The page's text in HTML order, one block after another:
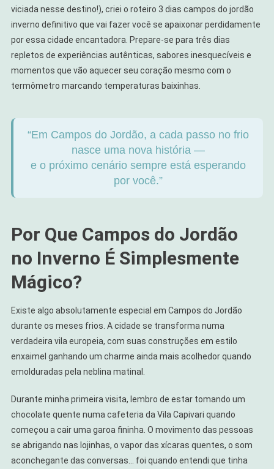
viciada nesse destino!), criei o roteiro 3 dias campos do jordão
inverno definitivo que vai fazer você se apaixonar perdidamente
por essa cidade encantadora. Prepare-se para três dias
repletos de experiências autênticas, sabores inesquecíveis e
momentos que vão aquecer seu coração mesmo com o
termômetro marcando temperaturas baixinhas.
“Em Campos do Jordão, a cada passo no frio
nasce uma nova história —
e o próximo cenário sempre está esperando
por você.”
Por Que Campos do Jordão
no Inverno É Simplesmente
Mágico?
Existe algo absolutamente especial em Campos do Jordão
durante os meses frios. A cidade se transforma numa
verdadeira vila europeia, com suas construções em estilo
enxaimel ganhando um charme ainda mais acolhedor quando
emolduradas pela neblina matinal.
Durante minha primeira visita, lembro de estar tomando um
chocolate quente numa cafeteria da Vila Capivari quando
começou a cair uma garoa fininha. O movimento das pessoas
se abrigando nas lojinhas, o vapor das xícaras quentes, o som
aconchegante das conversas… foi quando entendi que tinha